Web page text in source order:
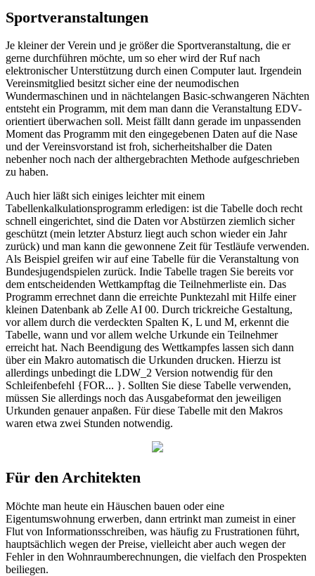
Sportveranstaltungen
Je kleiner der Verein und je größer die Sportveranstaltung, die er
gerne durchführen möchte, um so eher wird der Ruf nach
elektronischer Unterstützung durch einen Computer laut. Irgendein
Vereinsmitglied besitzt sicher eine der neumodischen
Wundermaschinen und in nächtelangen Basic-schwangeren Nächten
entsteht ein Programm, mit dem man dann die Veranstaltung EDV-
orientiert überwachen soll. Meist fällt dann gerade im unpassenden
Moment das Programm mit den eingegebenen Daten auf die Nase
und der Vereinsvorstand ist froh, sicherheitshalber die Daten
nebenher noch nach der althergebrachten Methode aufgeschrieben
zu haben.
Auch hier läßt sich einiges leichter mit einem
Tabellenkalkulationsprogramm erledigen: ist die Tabelle doch recht
schnell eingerichtet, sind die Daten vor Abstürzen ziemlich sicher
geschützt (mein letzter Absturz liegt auch schon wieder ein Jahr
zurück) und man kann die gewonnene Zeit für Testläufe verwenden.
Als Beispiel greifen wir auf eine Tabelle für die Veranstaltung von
Bundesjugendspielen zurück. Indie Tabelle tragen Sie bereits vor
dem entscheidenden Wettkampftag die Teilnehmerliste ein. Das
Programm errechnet dann die erreichte Punktezahl mit Hilfe einer
kleinen Datenbank ab Zelle AI 00. Durch trickreiche Gestaltung,
vor allem durch die verdeckten Spalten K, L und M, erkennt die
Tabelle, wann und vor allem welche Urkunde ein Teilnehmer
erreicht hat. Nach Beendigung des Wettkampfes lassen sich dann
über ein Makro automatisch die Urkunden drucken. Hierzu ist
allerdings unbedingt die LDW_2 Version notwendig für den
Schleifenbefehl {FOR... }. Sollten Sie diese Tabelle verwenden,
müssen Sie allerdings noch das Ausgabeformat den jeweiligen
Urkunden genauer anpaßen. Für diese Tabelle mit den Makros
waren etwa zwei Stunden notwendig.
Für den Architekten
Möchte man heute ein Häuschen bauen oder eine
Eigentumswohnung erwerben, dann ertrinkt man zumeist in einer
Flut von Informationsschreiben, was häufig zu Frustrationen führt,
hauptsächlich wegen der Preise, vielleicht aber auch wegen der
Fehler in den Wohnraumberechnungen, die vielfach den Prospekten
beiliegen.